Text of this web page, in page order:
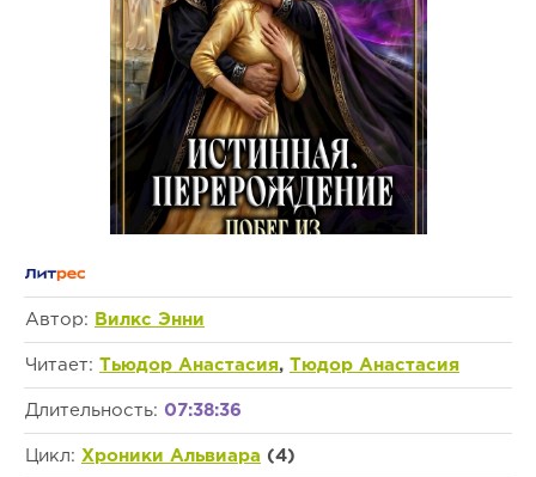
Автор: Вилкс Энни
Читает: Тьюдор Анастасия, Тюдор Анастасия
Длительность: 07:38:36
Цикл: Хроники Альвиара (4)